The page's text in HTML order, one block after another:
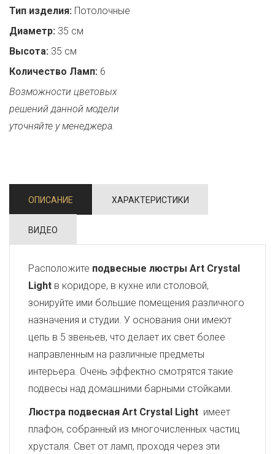
Тип изделия: Потолочные
Диаметр: 35 см
Высота: 35 см
Количество Ламп: 6
Возможности цветовых
решений данной модели
уточняйте у менеджера.
ОПИСАНИЕ ХАРАКТЕРИСТИКИ
ВИДЕО
Расположите подвесные люстры Art Crystal
Light в коридоре, в кухне или столовой,
зонируйте ими большие помещения различного
назначения и студии. У основания они имеют
цепь в 5 звеньев, что делает их свет более
направленным на различные предметы
интерьера. Очень эффектно смотрятся такие
подвесы над домашними барными стойками.
Люстра подвесная Art Crystal Light имеет
плафон, собранный из многочисленных частиц
хрусталя. Свет от ламп, проходя через эти